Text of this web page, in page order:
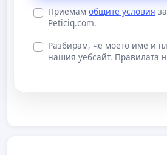
Приемам общите условия
Peticiq.com.
Разбирам, че моето име и
нашия уебсайт. Правилата